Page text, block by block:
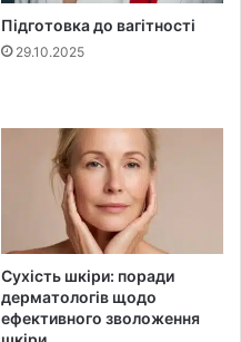
Підготовка до вагітності
29.10.2025
Сухість шкіри: поради
дерматологів щодо
ефективного зволоження